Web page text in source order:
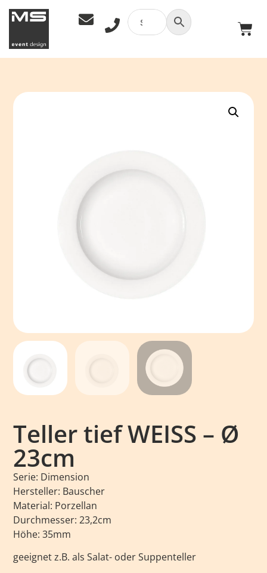
Teller tief WEISS – Ø
23cm
Serie: Dimension
Hersteller: Bauscher
Material: Porzellan
Durchmesser: 23,2cm
Höhe: 35mm
geeignet z.B. als Salat- oder Suppenteller